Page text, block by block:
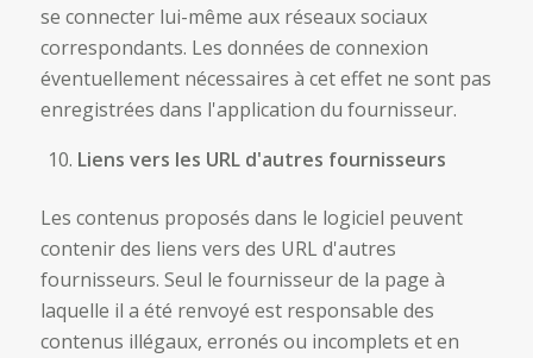
se connecter lui-même aux réseaux sociaux
correspondants. Les données de connexion
éventuellement nécessaires à cet effet ne sont pas
enregistrées dans l'application du fournisseur.
Liens vers les URL d'autres fournisseurs
Les contenus proposés dans le logiciel peuvent
contenir des liens vers des URL d'autres
fournisseurs. Seul le fournisseur de la page à
laquelle il a été renvoyé est responsable des
contenus illégaux, erronés ou incomplets et en